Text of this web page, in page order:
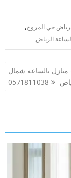
حي المروج,
الرياض
منازل بالساعه شمال